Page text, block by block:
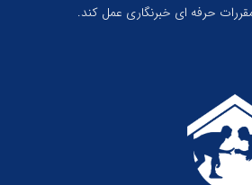
حرفه ای خبرنگاری عمل کند.